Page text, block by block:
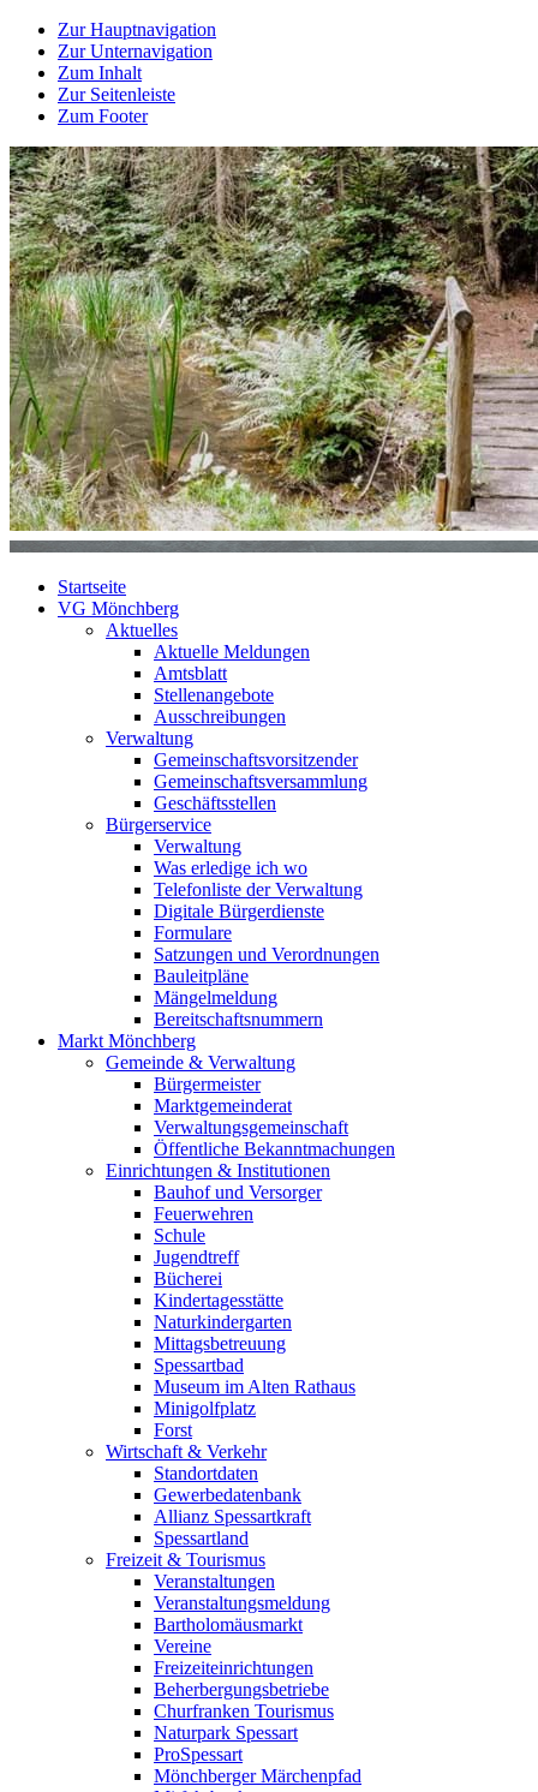
Zur Hauptnavigation
Zur Unternavigation
Zum Inhalt
Zur Seitenleiste
Zum Footer
Startseite
VG Mönchberg
Aktuelles
Aktuelle Meldungen
Amtsblatt
Stellenangebote
Ausschreibungen
Verwaltung
Gemeinschaftsvorsitzender
Gemeinschaftsversammlung
Geschäftsstellen
Bürgerservice
Verwaltung
Was erledige ich wo
Telefonliste der Verwaltung
Digitale Bürgerdienste
Formulare
Satzungen und Verordnungen
Bauleitpläne
Mängelmeldung
Bereitschaftsnummern
Markt Mönchberg
Gemeinde & Verwaltung
Bürgermeister
Marktgemeinderat
Verwaltungsgemeinschaft
Öffentliche Bekanntmachungen
Einrichtungen & Institutionen
Bauhof und Versorger
Feuerwehren
Schule
Jugendtreff
Bücherei
Kindertagesstätte
Naturkindergarten
Mittagsbetreuung
Spessartbad
Museum im Alten Rathaus
Minigolfplatz
Forst
Wirtschaft & Verkehr
Standortdaten
Gewerbedatenbank
Allianz Spessartkraft
Spessartland
Freizeit & Tourismus
Veranstaltungen
Veranstaltungsmeldung
Bartholomäusmarkt
Vereine
Freizeiteinrichtungen
Beherbergungsbetriebe
Churfranken Tourismus
Naturpark Spessart
ProSpessart
Mönchberger Märchenpfad